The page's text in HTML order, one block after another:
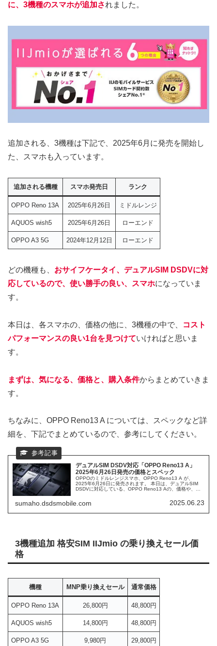
に、3機種のスマホが追加されました。
追加される、3機種は下記で、2025年6月に発売を開始し
た、スマホも入っています。
追加される機種 スマホ発売日 ランク
OPPO Reno 13A 2025年6月26日 ミドルレンジ
AQUOS wish5 2025年6月26日 ローエンド
OPPO A3 5G 2024年12月12日 ローエンド
どの機種も、 おサイフケータイ、デュアルSIM DSDVに対
応しているので、使い勝手の良い、スマホになっていま
す。
本日は、各スマホの、価格の他に、3機種の中で、
コスト
パフォーマンスの良い1台を見つけていければと思いま
す。
まずは、気になる、価格と、購入条件からまとめていきま
す。
ちなみに、OPPO Reno13 A については、スペックなど詳
細を、下記でまとめているので、参考にしてください。
デュアルSIM DSDV対応「OPPO Reno13 A」
2025年6月26日発売の価格とスペック
OPPOのミドルレンジスマホ、OPPO Reno13 A が、
2025年6月26日に発売されます。 本日は、デュアルSIM
DSDVに対応している、OPPO Reno13 Aの、価格や、ス
って、MNP乗り換えセールなどで、安く買えるため、その
辺りの情報も提供していきます。
sumaho.dsdsmobile.com 2025.06.23
3機種追加 格安SIM IIJmio の乗り換えセール価
格
機種 MNP乗り換えセール 通常価格
OPPO Reno 13A 26,800円 48,800円
AQUOS wish5 14,800円 48,800円
OPPO A3 5G 9,980円 29,800円